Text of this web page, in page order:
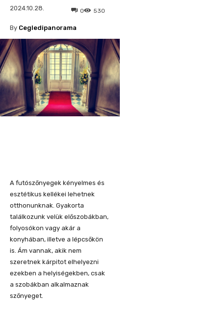
2024.10.28. 530
0
By Cegledipanorama
A futószőnyegek kényelmes és
esztétikus kellékei lehetnek
otthonunknak. Gyakorta
találkozunk velük előszobákban,
folyosókon vagy akár a
konyhában, illetve a lépcsőkön
is. Ám vannak, akik nem
szeretnek kárpitot elhelyezni
ezekben a helyiségekben, csak
a szobákban alkalmaznak
szőnyeget.